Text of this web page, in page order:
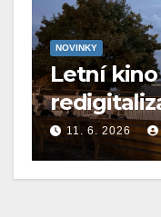
NOVINKY
Letní kino
11. 6. 2026